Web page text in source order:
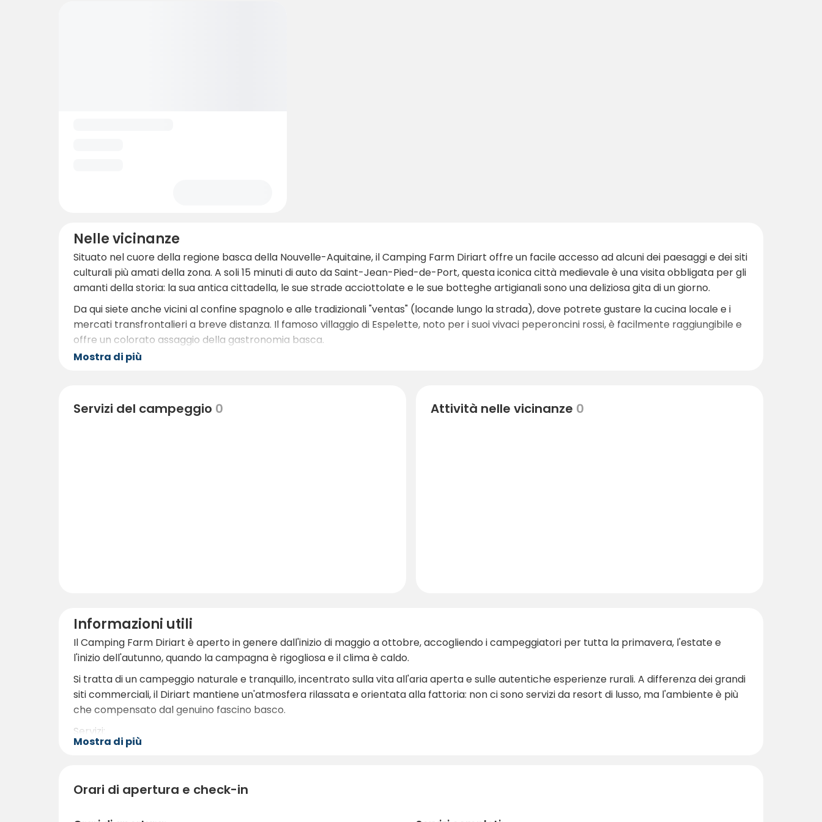
Nelle vicinanze
Situato nel cuore della regione basca della Nouvelle-Aquitaine, il Camping Farm Diriart offre un facile accesso ad alcuni dei paesaggi e dei siti
culturali più amati della zona. A soli 15 minuti di auto da Saint-Jean-Pied-de-Port, questa iconica città medievale è una visita obbligata per gli
amanti della storia: la sua antica cittadella, le sue strade acciottolate e le sue botteghe artigianali sono una deliziosa gita di un giorno.
Da qui siete anche vicini al confine spagnolo e alle tradizionali "ventas" (locande lungo la strada), dove potrete gustare la cucina locale e i
mercati transfrontalieri a breve distanza. Il famoso villaggio di Espelette, noto per i suoi vivaci peperoncini rossi, è facilmente raggiungibile e
offre un colorato assaggio della gastronomia basca.
Gli amanti della natura apprezzeranno l'abbondanza di attività all'aperto nei dintorni del campeggio. Le spettacolari colline pirenaiche
a vigneti, rifugi di montagna e punti panoramici mozzafiato.
Mostra di più
Servizi del campeggio 0 Attività nelle vicinanze 0
Informazioni utili
Il Camping Farm Diriart è aperto in genere dall'inizio di maggio a ottobre, accogliendo i campeggiatori per tutta la primavera, l'estate e
l'inizio dell'autunno, quando la campagna è rigogliosa e il clima è caldo.
Si tratta di un campeggio naturale e tranquillo, incentrato sulla vita all'aria aperta e sulle autentiche esperienze rurali. A differenza dei grandi
siti commerciali, il Diriart mantiene un'atmosfera rilassata e orientata alla fattoria: non ci sono servizi da resort di lusso, ma l'ambiente è più
che compensato dal genuino fascino basco.
Servizi:
Blocco sanitario con docce e bagni.
Campo da petanque e aree di sosta lungo il fiume.
Mostra di più
Orari di apertura e check-in